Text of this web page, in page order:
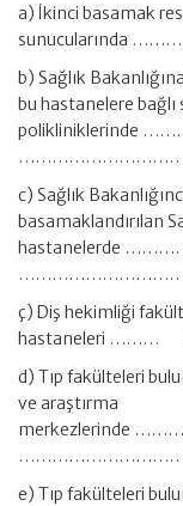
a) İkinci basamak
sunucularında
b) Sağlık
bu hastanelere
c) Sağlık
basamaklandırılan
hastanelerde
ç) Diş hekimliği
hastaneleri ………
d) Tıp fakülteleri
ve araştırma
e) Tıp fakülteleri